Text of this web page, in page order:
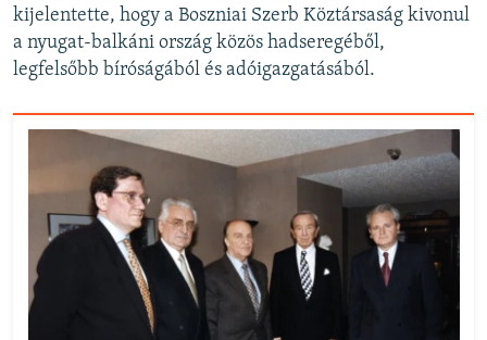
kijelentette, hogy a Boszniai Szerb Köztársaság kivonul
a nyugat-balkáni ország közös hadseregéből,
legfelsőbb bíróságából és adóigazgatásából.